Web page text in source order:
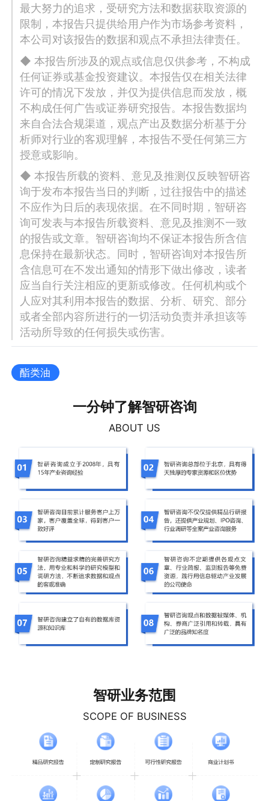
最大努力的追求，受研究方法和数据获取资源的
限制，本报告只提供给用户作为市场参考资料，
本公司对该报告的数据和观点不承担法律责任。
◆ 本报告所涉及的观点或信息仅供参考，不构成
任何证券或基金投资建议。本报告仅在相关法律
许可的情况下发放，并仅为提供信息而发放，概
不构成任何广告或证券研究报告。本报告数据均
来自合法合规渠道，观点产出及数据分析基于分
析师对行业的客观理解，本报告不受任何第三方
授意或影响。
◆ 本报告所载的资料、意见及推测仅反映智研咨
询于发布本报告当日的判断，过往报告中的描述
不应作为日后的表现依据。在不同时期，智研咨
询可发表与本报告所载资料、意见及推测不一致
的报告或文章。智研咨询均不保证本报告所含信
息保持在最新状态。同时，智研咨询对本报告所
含信息可在不发出通知的情形下做出修改，读者
应当自行关注相应的更新或修改。任何机构或个
人应对其利用本报告的数据、分析、研究、部分
或者全部内容所进行的一切活动负责并承担该等
活动所导致的任何损失或伤害。
酯类油
一分钟了解智研咨询
ABOUT US
智研业务范围
SCOPE OF BUSINESS